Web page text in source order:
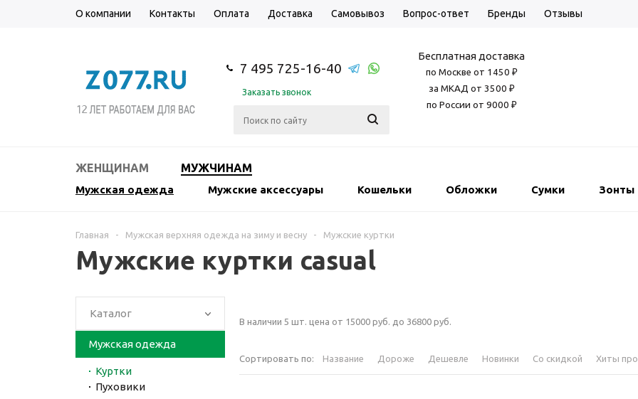
О компании Контакты Оплата Доставка Самовывоз Вопрос-ответ Бренды Отзывы
7 495 725-16-40
Заказать звонок
Бесплатная доставка
по Москве от 1450 ₽
за МКАД от 3500 ₽
по России от 9000 ₽
ЖЕНЩИНАМ МУЖЧИНАМ
Мужская одежда Мужские аксессуары Кошельки Обложки Сумки Зонты
Главная - Мужская верхняя одежда на зиму и весну - Мужские куртки
Мужские куртки casual
Каталог
Мужская одежда
Куртки
Пуховики
В наличии 5 шт. цена от 15000 руб. до 36800 руб.
Сортировать по: Название Дороже Дешевле Новинки Со скидкой Хиты